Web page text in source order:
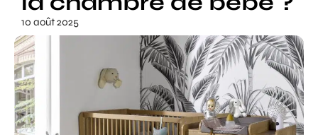
10 août 2025